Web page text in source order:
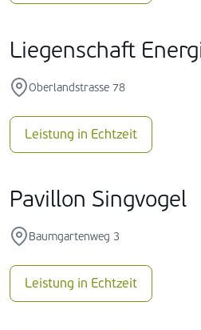
Liegenschaft
Oberlandstrasse 78
Leistung in Echtzeit
Pavillon Singvogel
Baumgartenweg 3
Leistung in Echtzeit